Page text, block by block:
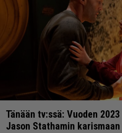
Tänään tv:ssä: Vuoden
Jason Stathamin karismaan